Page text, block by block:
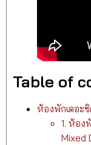
Table of
ห้องพักเดอะ
1. ห้อง
Mixed